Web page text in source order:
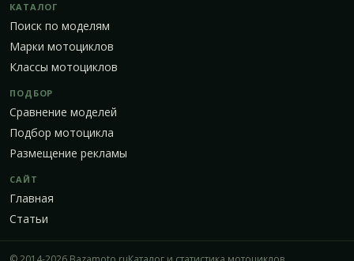
КАТАЛОГ
Поиск по моделям
Марки мотоциклов
Классы мотоциклов
ПОДБОР
Сравнение моделей
Подбор мотоцикла
Размещение рекламы
САЙТ
Главная
Статьи